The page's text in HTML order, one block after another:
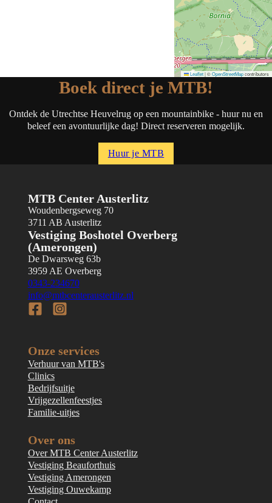
Leaflet|©OpenStreetMapcontributors
Boek direct je MTB!
Ontdek de Utrechtse Heuvelrug op een mountainbike - huur nu en
beleef een avontuurlijke dag! Direct reserveren mogelijk.
Huur je MTB
MTB Center Austerlitz
Woudenbergseweg 70
3711 AB Austerlitz
Vestiging Boshotel Overberg
(Amerongen)
De Dwarsweg 63b
3959 AE Overberg
0343-234670
info@mtbcenterausterlitz.nl
Follow us on Facebook
Follow us on Instagram
Onze services
Verhuur van MTB's
Clinics
Bedrijfsuitje
Vrijgezellenfeestjes
Familie-uitjes
Over ons
Over MTB Center Austerlitz
Vestiging Beauforthuis
Vestiging Amerongen
Vestiging Ouwekamp